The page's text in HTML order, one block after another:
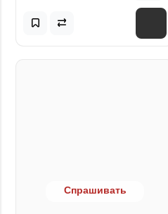
Спрашивать